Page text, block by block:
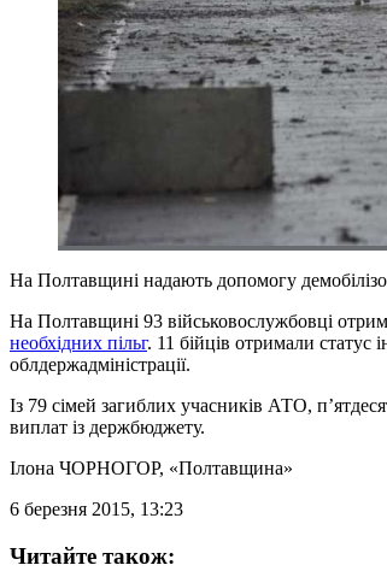
На Полтавщині надають допомогу
На Полтавщині 93 військовослужбовці
необхідних пільг. 11 бійців отримали статус
облдержадміністрації.
Із 79 сімей загиблих учасників АТО,
виплат із держбюджету.
Ілона ЧОРНОГОР, «Полтавщина»
6 березня 2015, 13:23
Читайте також: